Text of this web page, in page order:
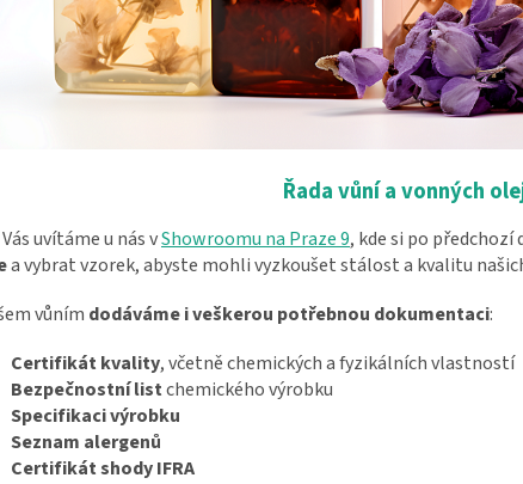
Řada vůní a vonných
uvítáme u nás vShowroomu na Praze 9, kde si po předchozí
a vybrat vzorek, abyste mohli vyzkoušet stálost a kvalitu
vůním dodáváme i veškerou potřebnou dokumentaci:
Certifikát kvality, včetně chemických a fyzikálních vlastností
Bezpečnostní listchemického výrobku
Specifikaci výrobku
Seznam alergenů
Certifikát shody IFRA